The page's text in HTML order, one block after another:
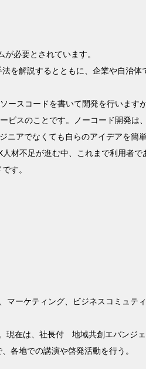
必要とされています。
を解説するとともに、企業や自治体
ースコードを書いて開発を行います
ビスのことです。ノーコード開発は
ニアでなくても自らのアイデアを簡
材不足が進む中、これまで利用者で
す。
マーケティング、ビジネスコミュテ
現在は、社長付 地域共創エバンジェ
各地での講演や啓発活動を行う。